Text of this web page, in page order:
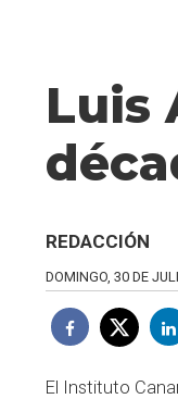
Luis
REDACCIÓN
DOMINGO, 30 DE
El Instituto